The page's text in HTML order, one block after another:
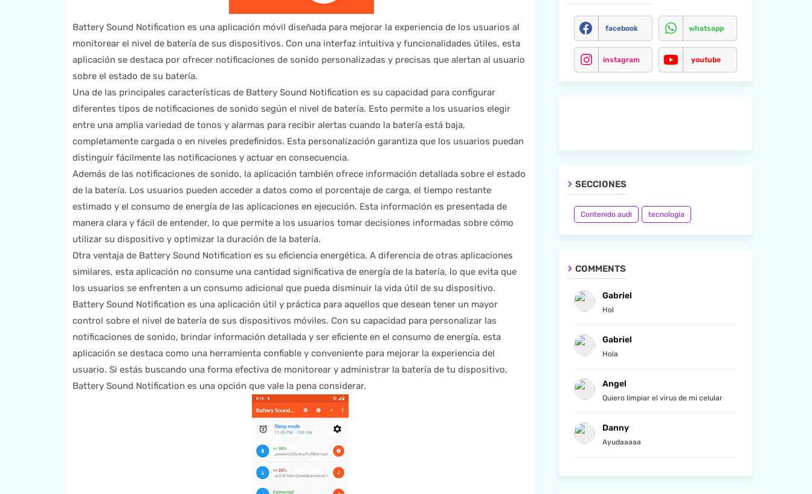
Battery Sound Notification es una aplicación móvil diseñada para mejorar la experiencia de los usuarios al
monitorear el nivel de batería de sus dispositivos. Con una interfaz intuitiva y funcionalidades útiles, esta
aplicación se destaca por ofrecer notificaciones de sonido personalizadas y precisas que alertan al usuario
sobre el estado de su batería.
Una de las principales características de Battery Sound Notification es su capacidad para configurar
diferentes tipos de notificaciones de sonido según el nivel de batería. Esto permite a los usuarios elegir
entre una amplia variedad de tonos y alarmas para recibir alertas cuando la batería está baja,
completamente cargada o en niveles predefinidos. Esta personalización garantiza que los usuarios puedan
distinguir fácilmente las notificaciones y actuar en consecuencia.
Además de las notificaciones de sonido, la aplicación también ofrece información detallada sobre el estado
de la batería. Los usuarios pueden acceder a datos como el porcentaje de carga, el tiempo restante
estimado y el consumo de energía de las aplicaciones en ejecución. Esta información es presentada de
manera clara y fácil de entender, lo que permite a los usuarios tomar decisiones informadas sobre cómo
utilizar su dispositivo y optimizar la duración de la batería.
Otra ventaja de Battery Sound Notification es su eficiencia energética. A diferencia de otras aplicaciones
similares, esta aplicación no consume una cantidad significativa de energía de la batería, lo que evita que
los usuarios se enfrenten a un consumo adicional que pueda disminuir la vida útil de su dispositivo.
Battery Sound Notification es una aplicación útil y práctica para aquellos que desean tener un mayor
control sobre el nivel de batería de sus dispositivos móviles. Con su capacidad para personalizar las
notificaciones de sonido, brindar información detallada y ser eficiente en el consumo de energía, esta
aplicación se destaca como una herramienta confiable y conveniente para mejorar la experiencia del
usuario. Si estás buscando una forma efectiva de monitorear y administrar la batería de tu dispositivo,
Battery Sound Notification es una opción que vale la pena considerar.
facebook whatsapp
instagram youtube
SECCIONES
Contenido audi tecnologia
COMMENTS
Gabriel
Hol
Gabriel
Hola
Angel
Quiero limpiar el virus de mi celular
Danny
Ayudaaaaa